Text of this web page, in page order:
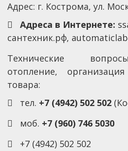
Адрес: г. Кострома, ул.
Адреса в Интернете:
сантехник.рф,
Технические
отопление,
товара:
тел. +7 (4942) 502 502
моб. +7 (960) 746 5030
+7 (4942) 502 502